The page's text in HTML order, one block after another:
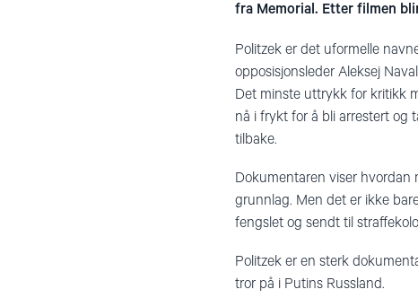
fra Memorial. Etter filmen
Politzek er det uformelle
opposisjonsleder Aleksej
Det minste uttrykk for kritikk
nå i frykt for å bli arrestert og
tilbake.
Dokumentaren viser hvordan
grunnlag. Men det er ikke
fengslet og sendt til
Politzek er en sterk
tror på i Putins Russland.